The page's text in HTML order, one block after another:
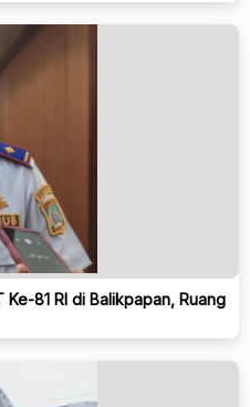
81 RI di Balikpapan, Ruang